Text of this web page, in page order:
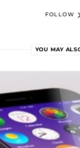
FOLLOW
YOU MAY